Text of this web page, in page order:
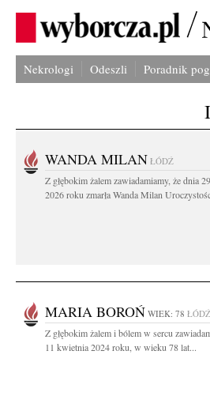
Nekrologi Odeszli Poradnik
WANDA MILAN ŁÓDŹ
Z głębokim żalem zawiadamiamy, że dnia
2026 roku zmarła Wanda Milan
MARIA BOROŃ WIEK: 78 ŁÓDŹ
Z głębokim żalem i bólem w sercu
11 kwietnia 2024 roku, w wieku 78 lat...